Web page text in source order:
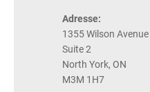
Adresse:
1355 Wilson Avenue
Suite 2
North York, ON
M3M 1H7